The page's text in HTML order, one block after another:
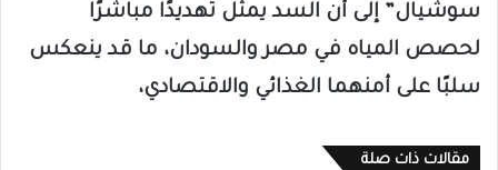
سوشيال” إلى أن السد يمثل تهديدًا مباشرًا
لحصص المياه في مصر والسودان، ما قد ينعكس
سلبًا على أمنهما الغذائي والاقتصادي،
مقالات ذات صلة